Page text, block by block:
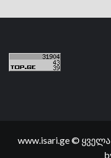
www.isari.ge ©